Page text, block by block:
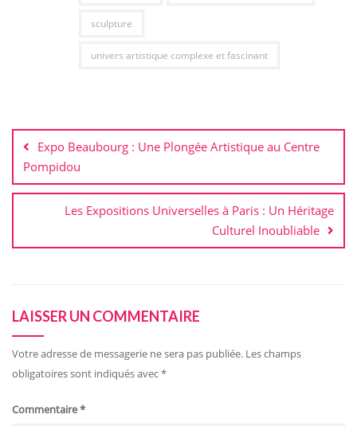
sculpture
univers artistique complexe et fascinant
de
l’article
Expo Beaubourg : Une Plongée Artistique au Centre
Pompidou
Les Expositions Universelles à Paris : Un Héritage
Culturel Inoubliable
LAISSER UN COMMENTAIRE
Votre adresse de messagerie ne sera pas publiée. Les champs
obligatoires sont indiqués avec*
Commentaire*